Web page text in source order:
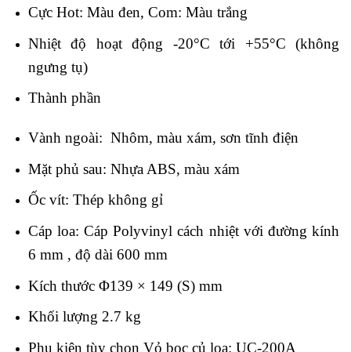
Cực Hot: Màu đen, Com: Màu trắng
Nhiệt độ hoạt động -20°C tới +55°C (không
ngưng tụ)
Thành phần
Vành ngoài: Nhôm, màu xám, sơn tĩnh điện
Mặt phủ sau: Nhựa ABS, màu xám
Ốc vít: Thép không gỉ
Cáp loa: Cáp Polyvinyl cách nhiệt với đường kính
6 mm , độ dài 600 mm
Kích thước Φ139 × 149 (S) mm
Khối lượng 2.7 kg
Phụ kiện tùy chọn Vỏ bọc củ loa: UC-200A